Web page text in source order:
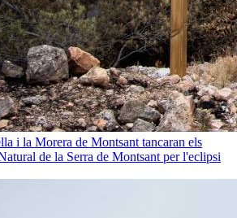
i la Morera de Montsant tancaran els
de la Serra de Montsant per l'eclipsi